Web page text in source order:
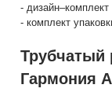
-
- комплект
Трубчатый
Гармония